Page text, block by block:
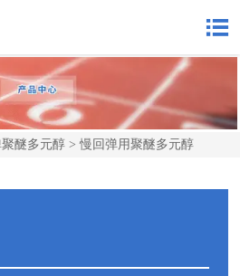

醚多元醇 >慢回弹用聚醚多元醇